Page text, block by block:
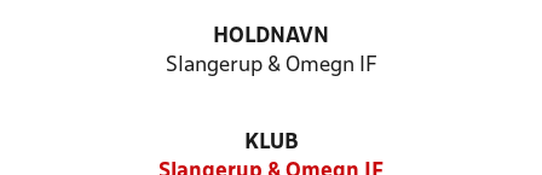
HOLDNAVN
Slangerup & Omegn IF
KLUB